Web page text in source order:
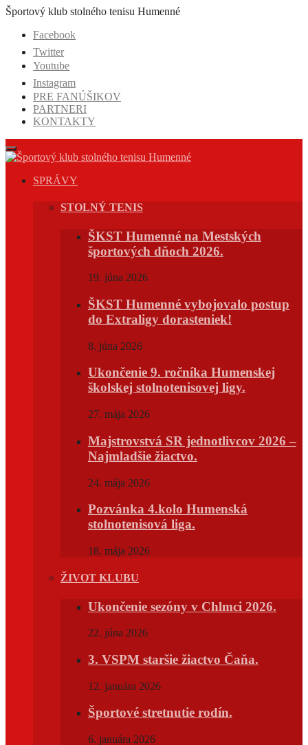
Prejsť
obsah
Športový klub stolného tenisu Humenné
Facebook
Twitter
Youtube
Instagram
PRE FANÚŠIKOV
PARTNERI
KONTAKTY
SPRÁVY
STOLNÝ TENIS
ŠKST Humenné na Mestských
športových dňoch 2026.
19. júna 2026
ŠKST Humenné vybojovalo postup
do Extraligy dorasteniek!
8. júna 2026
Ukončenie 9. ročníka Humenskej
školskej stolnotenisovej ligy.
27. mája 2026
Majstrovstvá SR jednotlivcov 2026 –
Najmladšie žiactvo.
24. mája 2026
Pozvánka 4.kolo Humenská
stolnotenisová liga.
18. mája 2026
ŽIVOT KLUBU
Ukončenie sezóny v Chlmci 2026.
22. júna 2026
3. VSPM staršie žiactvo Čaňa.
12. januára 2026
Športové stretnutie rodín.
6. januára 2026